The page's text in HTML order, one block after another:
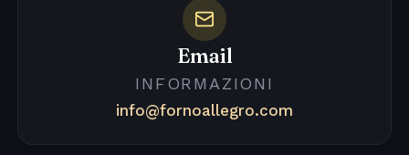
Email
INFORMAZIONI
info@fornoallegro.com